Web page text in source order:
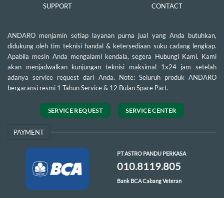
SUPPORT CONTACT
ANDARO menjamin setiap layanan purna jual yang Anda butuhkan,
didukung oleh tim teknisi handal & ketersediaan suku cadang lengkap.
Apabila mesin Anda mengalami kendala, segera Hubungi Kami. Kami
akan menjadwalkan kunjungan teknisi maksimal 1x24 jam setelah
adanya service request dari Anda. Note: Seluruh produk ANDARO
bergaransi resmi 1 Tahun Service & 12 Bulan Spare Part.
SERVICE REQUEST SERVICE CENTER
PAYMENT
PT ASTRO PANDU PERKASA
010.8119.805
Bank BCA Cabang Veteran